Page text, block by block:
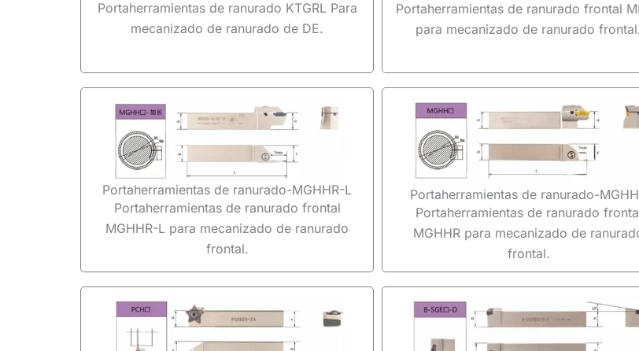
Portaherramientas de ranurado KTGRL Para
mecanizado de ranurado de DE.
Portaherramientas de ranurado frontal
para mecanizado de ranurado frontal.
Portaherramientas de ranurado-MGHHR-L
Portaherramientas de ranurado frontal
MGHHR-L para mecanizado de ranurado
frontal.
Portaherramientas de ranurado-
Portaherramientas de ranurado
MGHHR para mecanizado de
frontal.